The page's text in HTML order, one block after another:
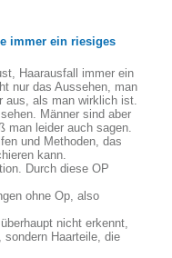
immer ein riesiges
Haarausfall immer ein
nur das Aussehen, man
aus, als man wirklich ist.
Männer sind aber
man leider auch sagen.
und Methoden, das
kann.
Durch diese OP
ohne Op, also
nicht erkennt,
Haarteile, die